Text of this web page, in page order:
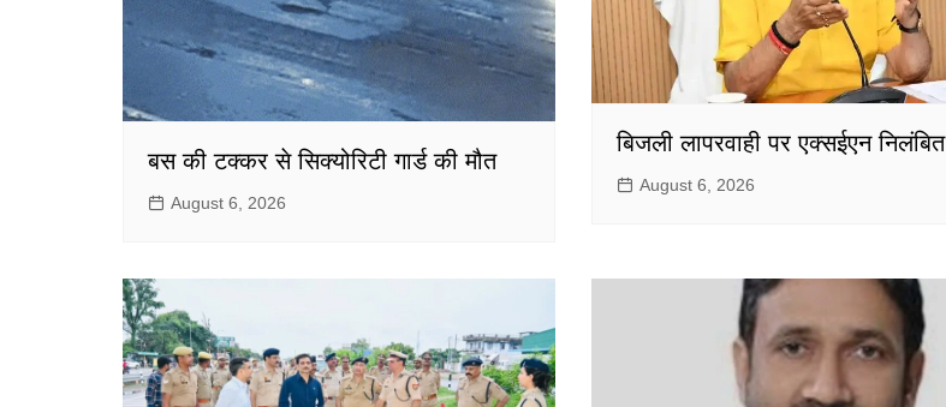
बस की टक्कर से सिक्योरिटी गार्ड की मौत
August 6, 2026
बिजली लापरवाही पर एक्सईएन निलंबित
August 6, 2026